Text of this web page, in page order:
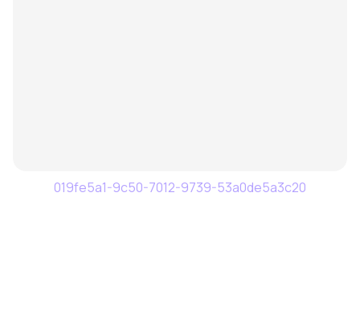
019fe5a1-9c50-7012-9739-53a0de5a3c20